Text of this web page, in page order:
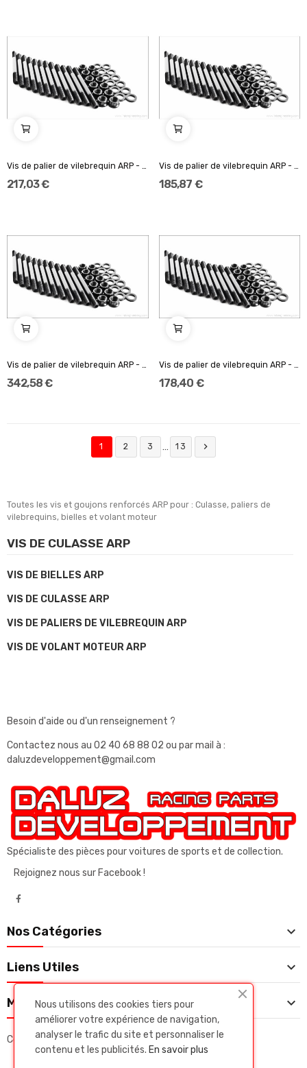
VIS DE CULASSE ARP
VIS DE BIELLES ARP
VIS DE CULASSE ARP
VIS DE PALIERS DE VILEBREQUIN ARP
VIS DE VOLANT MOTEUR ARP
Vis de palier de vilebrequin ARP - 2.0L (F4R)
217,03 €
Vis de palier de vilebrequin ARP - L20 series,...
185,87 €
Vis de palier de vilebrequin ARP - 2.0L 54B11)...
342,58 €
Vis de palier de vilebrequin ARP - 1.6L (BP) &...
178,40 €
1 2 3 … 13 
Toutes les vis et goujons renforcés ARP pour : Culasse, paliers de
vilebrequins, bielles et volant moteur
Besoin d'aide ou d'un renseignement ?
Contactez nous au 02 40 68 88 02 ou par mail à :
daluzdeveloppement@gmail.com
Spécialiste des pièces pour voitures de sports et de collection.
Rejoignez nous sur Facebook !
Nos Catégories 
Liens Utiles 
Mon Compte 
Copyright © Daluz developpeent. Tous droits réservés.
Nous utilisons des cookies tiers pour
améliorer votre expérience de navigation,
analyser le trafic du site et personnaliser le
contenu et les publicités. En savoir plus